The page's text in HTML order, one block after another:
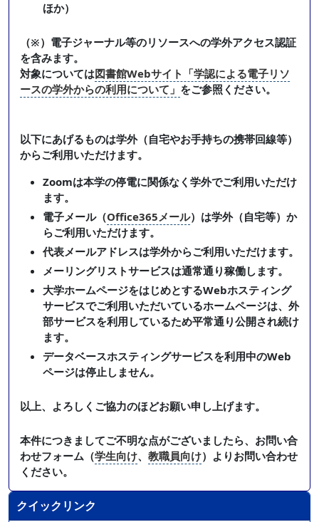
ほか）
（※）電子ジャーナル等のリソースへの学外アクセス認証
を含みます。
対象については図書館Webサイト「学認による電子リソ
ースの学外からの利用について」 をご参照ください。
以下にあげるものは学外（自宅やお手持ちの携帯回線等）
からご利用いただけます。
Zoomは本学の停電に関係なく学外でご利用いただけ
ます。
電子メール（Office365メール）は学外（自宅等）か
らご利用いただけます。
代表メールアドレスは学外からご利用いただけます。
メーリングリストサービスは通常通り稼働します。
大学ホームページをはじめとするWebホスティング
サービスでご利用いただいているホームページは、外
部サービスを利用しているため平常通り公開され続け
ます。
データベースホスティングサービスを利用中のWeb
ページは停止しません。
以上、よろしくご協力のほどお願い申し上げます。
本件につきましてご不明な点がございましたら、お問い合
わせフォーム（学生向け、 教職員向け）よりお問い合わせ
ください。
クイックリンク